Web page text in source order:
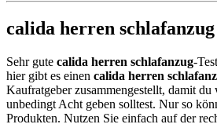
calida herren
Sehr gute calida herren schlafanzug-
hier gibt es einen calida herren
Kaufratgeber zusammengestellt, damit
unbedingt Acht geben solltest. Nur so
Produkten. Nutzen Sie einfach auf der